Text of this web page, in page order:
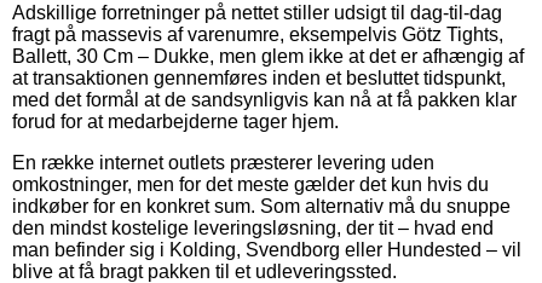
Adskillige forretninger på nettet stiller udsigt til dag-til-dag
fragt på massevis af varenumre, eksempelvis Götz Tights,
Ballett, 30 Cm – Dukke, men glem ikke at det er afhængig af
at transaktionen gennemføres inden et besluttet tidspunkt,
med det formål at de sandsynligvis kan nå at få pakken klar
forud for at medarbejderne tager hjem.
En række internet outlets præsterer levering uden
omkostninger, men for det meste gælder det kun hvis du
indkøber for en konkret sum. Som alternativ må du snuppe
den mindst kostelige leveringsløsning, der tit – hvad end
man befinder sig i Kolding, Svendborg eller Hundested – vil
blive at få bragt pakken til et udleveringssted.